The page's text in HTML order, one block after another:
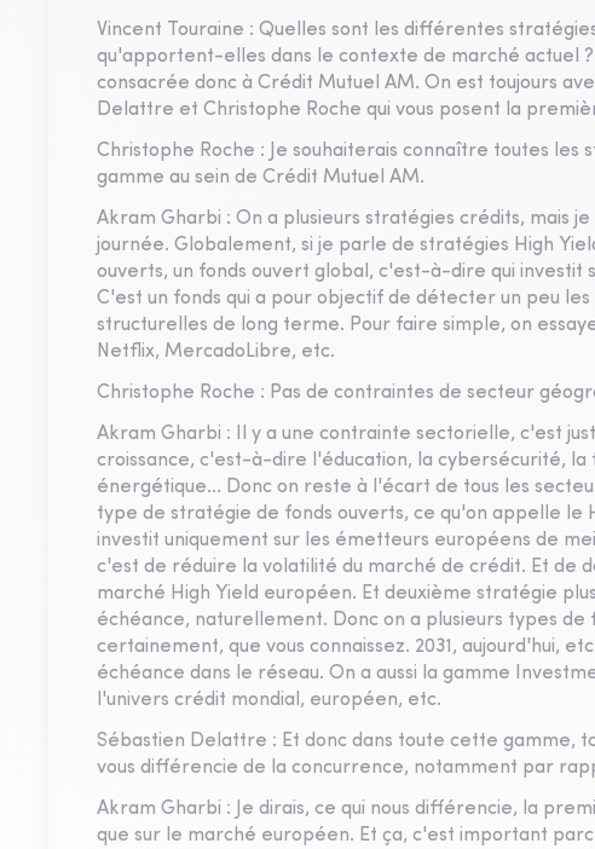
Vincent Touraine : Quelles sont les différentes
qu'apportent-elles dans le contexte de marché actuel
consacrée donc à Crédit Mutuel AM. On est toujours
Delattre et Christophe Roche qui vous posent la
Christophe Roche : Je souhaiterais connaître toutes
gamme au sein de Crédit Mutuel AM.
Akram Gharbi : On a plusieurs stratégies crédits, mais
journée. Globalement, si je parle de stratégies High
ouverts, un fonds ouvert global, c'est-à-dire qui investit
C'est un fonds qui a pour objectif de détecter un peu
structurelles de long terme. Pour faire simple, on
Netflix, MercadoLibre, etc.
Christophe Roche : Pas de contraintes de secteur
Akram Gharbi : Il y a une contrainte sectorielle, c'est
croissance, c'est-à-dire l'éducation, la cybersécurité,
énergétique... Donc on reste à l'écart de tous les
type de stratégie de fonds ouverts, ce qu'on appelle le
investit uniquement sur les émetteurs européens de
c'est de réduire la volatilité du marché de crédit. Et de
marché High Yield européen. Et deuxième stratégie
échéance, naturellement. Donc on a plusieurs types de
certainement, que vous connaissez. 2031, aujourd'hui,
échéance dans le réseau. On a aussi la gamme
l'univers crédit mondial, européen, etc.
Sébastien Delattre : Et donc dans toute cette gamme,
vous différencie de la concurrence, notamment par
Akram Gharbi : Je dirais, ce qui nous différencie, la
que sur le marché européen. Et ça, c'est important